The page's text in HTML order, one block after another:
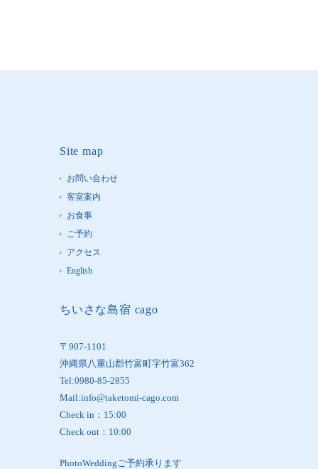
Site map
お問い合わせ
客室案内
お食事
ご予約
アクセス
English
ちいさな島宿 cago
〒907-1101
沖縄県八重山郡竹富町字竹富362
Tel:0980-85-2855
Mail:info@taketomi-cago.com
Check in：15:00
Check out：10:00
PhotoWeddingご予約承ります